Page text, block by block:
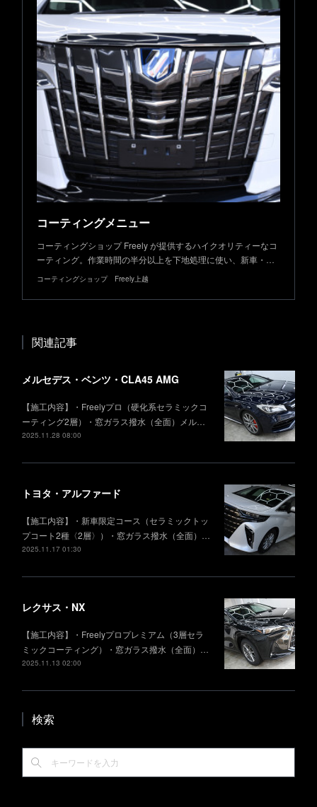
コーティングメニュー
コーティングショップ Freely が提供するハイクオリティーなコ
ーティング。作業時間の半分以上を下地処理に使い、新車・…
コーティングショップ Freely上越
関連記事
メルセデス・ベンツ・CLA45 AMG
【施工内容】・Freelyプロ（硬化系セラミックコ
ーティング2層）・窓ガラス撥水（全面）メル…
2025.11.28 08:00
トヨタ・アルファード
【施工内容】・新車限定コース（セラミックトッ
プコート2種〈2層〉）・窓ガラス撥水（全面）…
2025.11.17 01:30
レクサス・NX
【施工内容】・Freelyプロプレミアム（3層セラ
ミックコーティング）・窓ガラス撥水（全面）…
2025.11.13 02:00
検索